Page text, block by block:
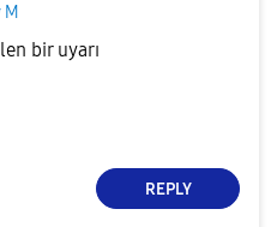
M
bir uyarı
REPLY